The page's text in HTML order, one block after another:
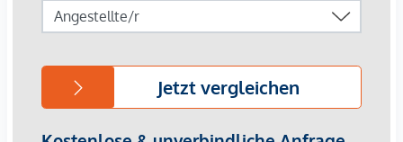
Provisionsfrei für den Käufer! (bis Baubeginn)
Fertigstellung: Voraussichtlich Q2/2028